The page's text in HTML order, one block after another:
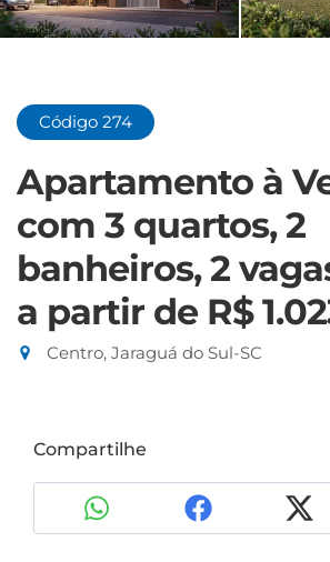
Código 274
Apartamento à
com 3 quartos, 2
banheiros, 2
a partir de R$
Centro, Jaraguá do Sul-SC
Compartilhe